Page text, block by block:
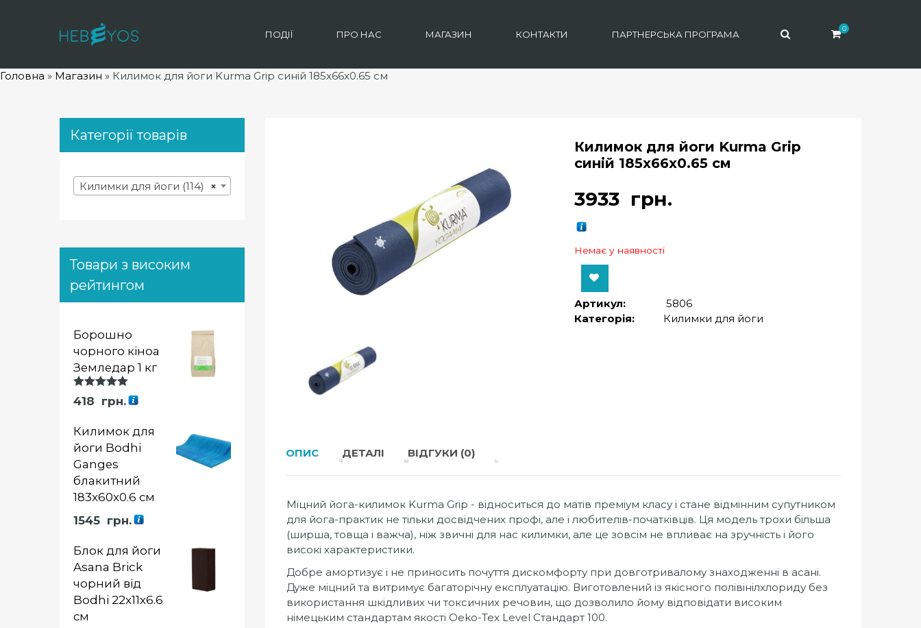
0
ПОДІЇ ПРО НАС МАГАЗИН КОНТАКТИ ПАРТНЕРСЬКА ПРОГРАМА
Головна » Магазин » Килимок для йоги Kurma Grip синій 185х66х0.65 см
Килимок для йоги Kurma Grip
синій 185х66х0.65 см
3933 грн.
Немає у наявності
Артикул:
5806
Категорія:
Килимки для йоги
ОПИС ДЕТАЛІ ВІДГУКИ (0)
Міцний йога-килимок Kurma Grip - відноситься до матів преміум класу і стане відмінним супутником
для йога-практик не тільки досвідчених профі, але і любителів-початківців. Ця модель трохи більша
(ширша, товща і важча), ніж звичні для нас килимки, але це зовсім не впливає на зручність і його
високі характеристики.
Добре амортизує і не приносить почуття дискомфорту при довготривалому знаходженні в асані.
Дуже міцний та витримує багаторічну експлуатацію. Виготовлений із якісного полівінілхлориду без
використання шкідливих чи токсичних речовин, що дозволило йому відповідати високим
німецьким стандартам якості Oeko-Tex Level Стандарт 100.
Категорії товарів
×
Килимки для йоги (114)
Товари з високим
рейтингом
Борошно
чорного кіноа
Земледар 1 кг
Оцінка
5.00із 5
418 грн.
Килимок для
йоги Bodhi
Ganges
блакитний
183x60x0.6 см
1545 грн.
Блок для йоги
Asana Brick
чорний від
Bodhi 22x11x6.6
см